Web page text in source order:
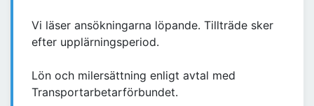
Vi läser ansökningarna löpande. Tillträde sker
efter upplärningsperiod.
Lön och milersättning enligt avtal med
Transportarbetarförbundet.